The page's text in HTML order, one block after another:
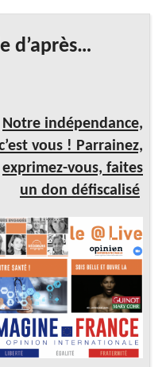
d’après…
Notre indépendance,
vous ! Parrainez,
exprimez-vous, faites
un don défiscalisé